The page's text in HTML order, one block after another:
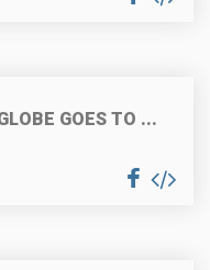
GOES TO ...